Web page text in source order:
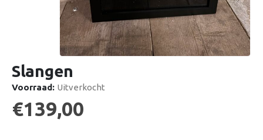
Slangen
Voorraad: Uitverkocht
€139,00